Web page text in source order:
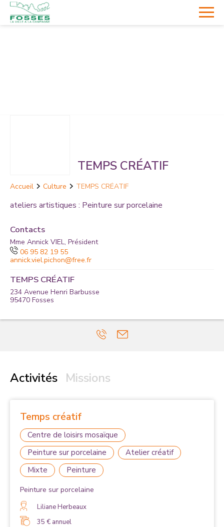
TEMPS CRÉATIF
Accueil Culture TEMPS CRÉATIF
ateliers artistiques : Peinture sur porcelaine
Contacts
Mme Annick VIEL, Président
06 95 82 19 55
annick.viel.pichon@free.fr
TEMPS CRÉATIF
234 Avenue Henri Barbusse
95470 Fosses
Activités Missions
Temps créatif
Centre de loisirs mosaïque
Peinture sur porcelaine
Atelier créatif
Mixte
Peinture
Peinture sur porcelaine
Liliane Herbeaux
35 € annuel